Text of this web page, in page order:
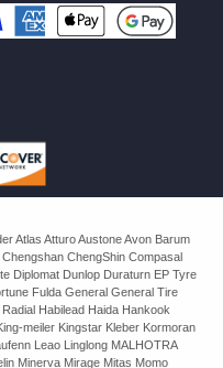
Atlas Atturo Austone Avon Barum
ChengShin Compasal
Diplomat Dunlop Duraturn EP Tyre
Fulda General General Tire
Habilead Haida Hankook
meiler Kingstar Kleber Kormoran
Leao Linglong MALHOTRA
Minerva Mirage Mitas Momo